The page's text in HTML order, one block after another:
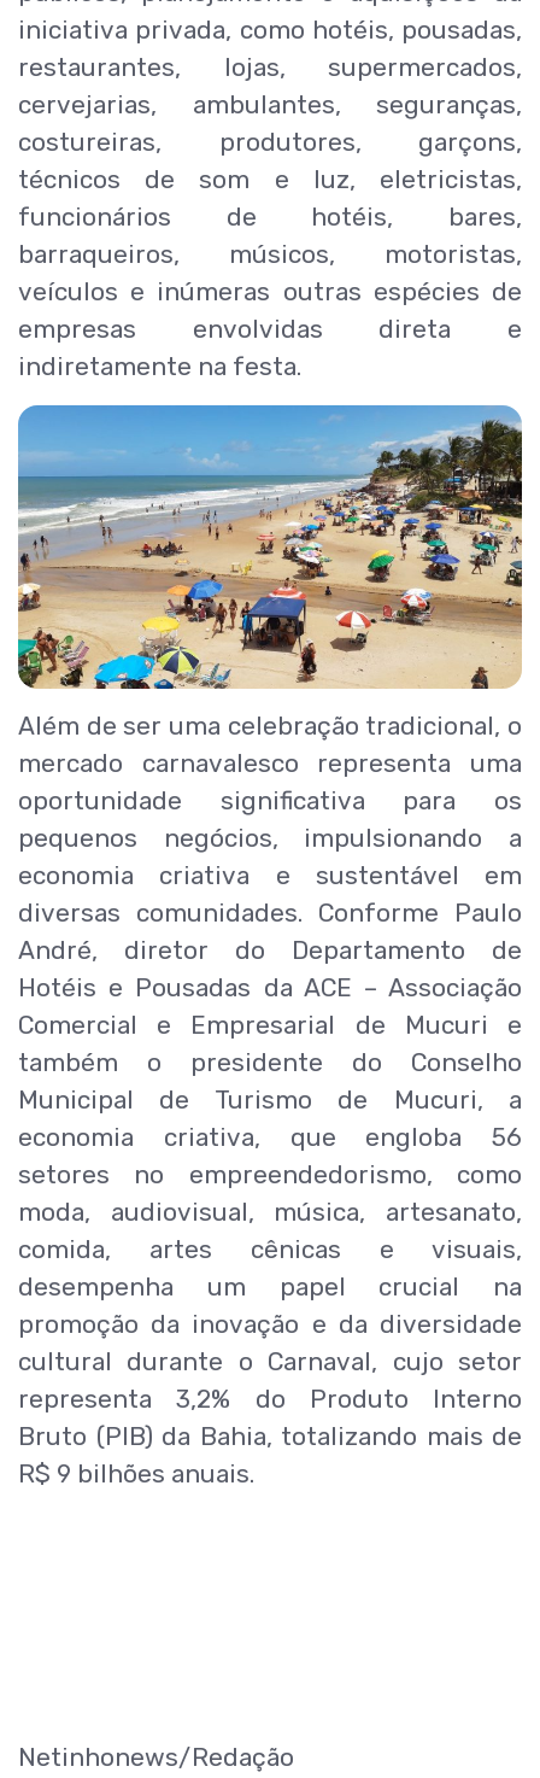
iniciativa privada, como hotéis, pousadas,
restaurantes, lojas, supermercados,
cervejarias, ambulantes, seguranças,
costureiras, produtores, garçons,
técnicos de som e luz, eletricistas,
funcionários de hotéis, bares,
barraqueiros, músicos, motoristas,
veículos e inúmeras outras espécies de
empresas envolvidas direta e
indiretamente na festa.
Além de ser uma celebração tradicional, o
mercado carnavalesco representa uma
oportunidade significativa para os
pequenos negócios, impulsionando a
economia criativa e sustentável em
diversas comunidades. Conforme Paulo
André, diretor do Departamento de
Hotéis e Pousadas da ACE – Associação
Comercial e Empresarial de Mucuri e
também o presidente do Conselho
Municipal de Turismo de Mucuri, a
economia criativa, que engloba 56
setores no empreendedorismo, como
moda, audiovisual, música, artesanato,
comida, artes cênicas e visuais,
desempenha um papel crucial na
promoção da inovação e da diversidade
cultural durante o Carnaval, cujo setor
representa 3,2% do Produto Interno
Bruto (PIB) da Bahia, totalizando mais de
R$ 9 bilhões anuais.
Netinhonews/Redação